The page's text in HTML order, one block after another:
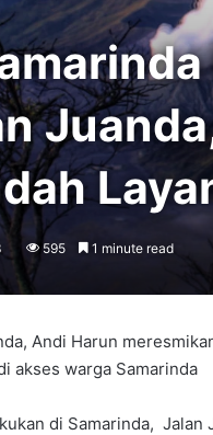
595 1 minute read
Andi Harun
akses warga Samarinda
di Samarinda, Jalan